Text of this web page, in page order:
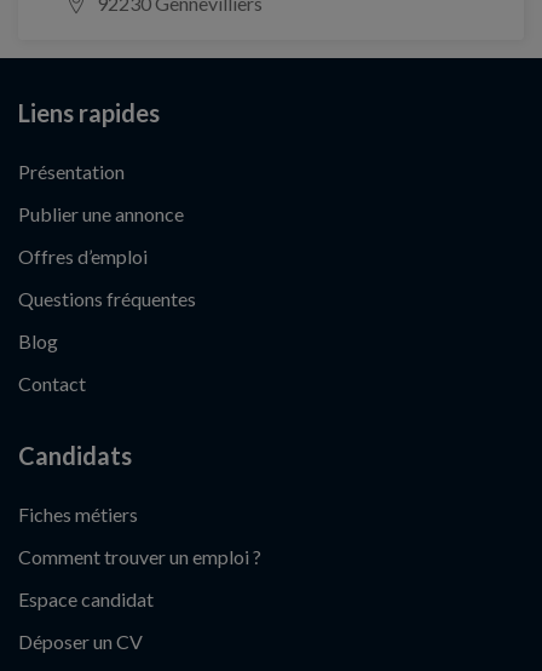
Liens rapides
Présentation
Publier une annonce
Offres d’emploi
Questions fréquentes
Blog
Contact
Candidats
Fiches métiers
Comment trouver un emploi ?
Espace candidat
Déposer un CV